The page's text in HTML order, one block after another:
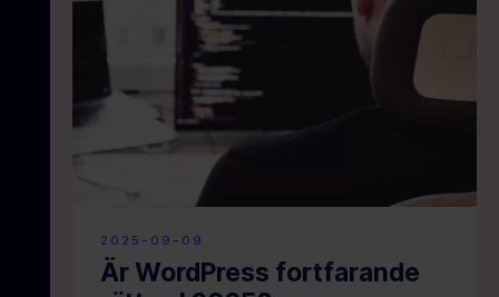
2025-09-09
Är WordPress fortfarande